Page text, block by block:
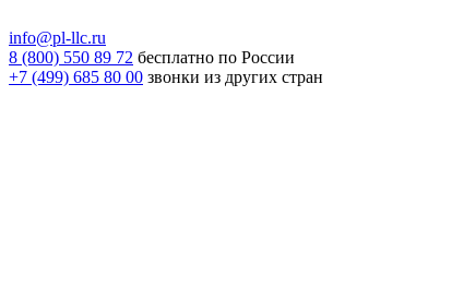
info@pl-llc.ru
8 (800) 550 89 72 бесплатно по России
+7 (499) 685 80 00 звонки из других стран